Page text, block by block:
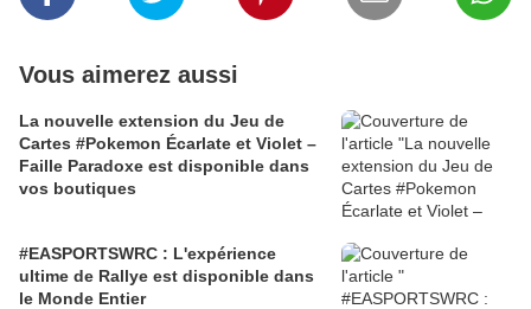
Vous aimerez aussi
La nouvelle extension du Jeu de
Cartes #Pokemon Écarlate et Violet –
Faille Paradoxe est disponible dans
vos boutiques
#EASPORTSWRC : L'expérience
ultime de Rallye est disponible dans
le Monde Entier